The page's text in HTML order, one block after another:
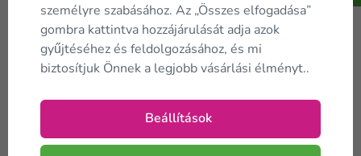
A kosárba
személyre szabásához. Az „Összes elfogadása”
gombra kattintva hozzájárulását adja azok
gyűjtéséhez és feldolgozásához, és mi
biztosítjuk Önnek a legjobb vásárlási élményt..
Beállítások